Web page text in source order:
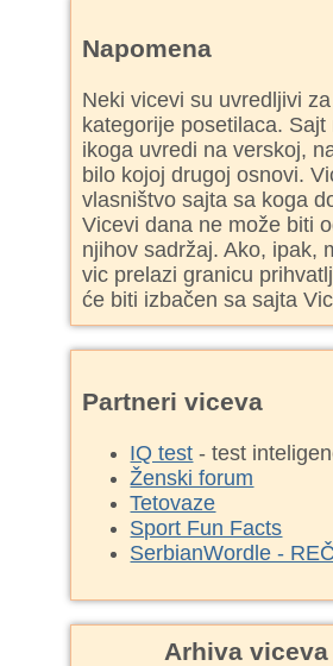
Napomena
Neki vicevi su uvredljivi
kategorije posetilaca. Sajt
ikoga uvredi na verskoj,
bilo kojoj drugoj osnovi.
vlasništvo sajta sa koga
Vicevi dana ne može biti
njihov sadržaj. Ako, ipak,
vic prelazi granicu
će biti izbačen sa sajta
Partneri viceva
IQ test - test
Ženski forum
Tetovaze
Sport Fun Facts
SerbianWordle -
Arhiva viceva